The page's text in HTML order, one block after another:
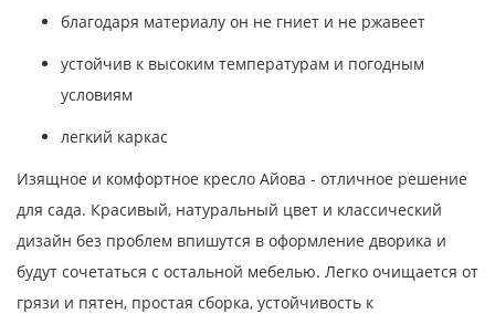
благодаря материалу он не гниет и не ржавеет
устойчив к высоким температурам и погодным
условиям
легкий каркас
Изящное и комфортное кресло Айова - отличное решение
для сада. Красивый, натуральный цвет и классический
дизайн без проблем впишутся в оформление дворика и
будут сочетаться с остальной мебелью. Легко очищается от
грязи и пятен, простая сборка, устойчивость к